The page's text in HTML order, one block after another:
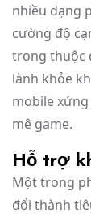
nhiều dạng
cường độ
trong thuộc
lành khỏe
mobile
mê game.
Hỗ trợ
Một trong
đổi thành